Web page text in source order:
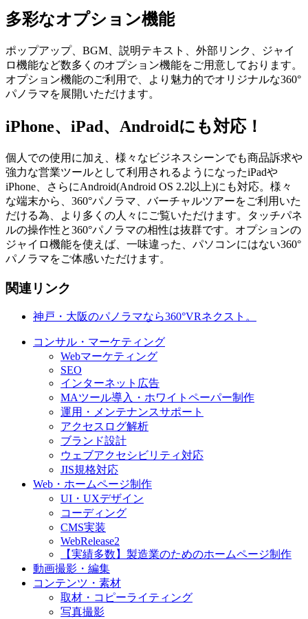
多彩なオプション機能
ポップアップ、BGM、説明テキスト、外部リンク、ジャイ
ロ機能など数多くのオプション機能をご用意しております。
オプション機能のご利用で、より魅力的でオリジナルな360°
パノラマを展開いただけます。
iPhone、iPad、Androidにも対応！
個人での使用に加え、様々なビジネスシーンでも商品訴求や
強力な営業ツールとして利用されるようになったiPadや
iPhone、さらにAndroid(Android OS 2.2以上)にも対応。様々
な端末から、360°パノラマ、バーチャルツアーをご利用いた
だける為、より多くの人々にご覧いただけます。タッチパネ
ルの操作性と360°パノラマの相性は抜群です。オプションの
ジャイロ機能を使えば、一味違った、パソコンにはない360°
パノラマをご体感いただけます。
関連リンク
神戸・大阪のパノラマなら360°VRネクスト。
コンサル・マーケティング
Webマーケティング
SEO
インターネット広告
MAツール導入・ホワイトペーパー制作
運用・メンテナンスサポート
アクセスログ解析
ブランド設計
ウェブアクセシビリティ対応
JIS規格対応
Web・ホームページ制作
UI・UXデザイン
コーディング
CMS実装
WebRelease2
【実績多数】製造業のためのホームページ制作
動画撮影・編集
コンテンツ・素材
取材・コピーライティング
写真撮影